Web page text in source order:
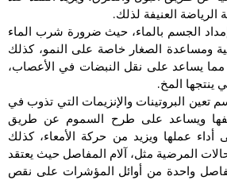
الرياضة العنيفة لذلك.
الجسم بالماء، حيث ضرورة شرب الماء
ومساعدة الصغار خاصة على النمو، كذلك
يساعد على نقل النبضات في الأعصاب،
ينتجها المخ.
تعين البروتينات والإنزيمات التي تذوب في
ويساعد على طرح السموم عن طريق
أداء عملها ويزيد من حركة الأمعاء، كذلك
المرضية مثل، آلام المفاصل حيث يعتقد
واحدة من أوائل المؤشرات على نقص